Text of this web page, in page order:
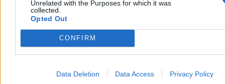
Unrelated with the Purposes for which it was
collected.
Opted Out
CONFIRM
Data Deletion Data Access Privacy Policy